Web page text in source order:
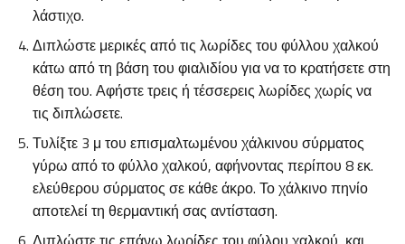
λάστιχο.
Διπλώστε μερικές από τις λωρίδες του φύλλου χαλκού
κάτω από τη βάση του φιαλιδίου για να το κρατήσετε στη
θέση του. Αφήστε τρεις ή τέσσερεις λωρίδες χωρίς να
τις διπλώσετε.
Τυλίξτε 3 μ του επισμαλτωμένου χάλκινου σύρματος
γύρω από το φύλλο χαλκού, αφήνοντας περίπου 8 εκ.
ελεύθερου σύρματος σε κάθε άκρο. Το χάλκινο πηνίο
αποτελεί τη θερμαντική σας αντίσταση.